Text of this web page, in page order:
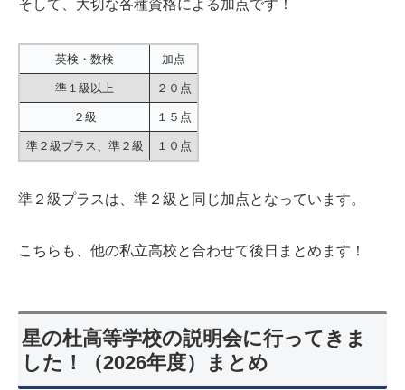
そして、大切な各種資格による加点です！
英検・数検 加点
準１級以上 ２０点
２級 １５点
準２級プラス、準２級 １０点
準２級プラスは、準２級と同じ加点となっています。
こちらも、他の私立高校と合わせて後日まとめます！
星の杜高等学校の説明会に行ってきま
した！（2026年度）まとめ